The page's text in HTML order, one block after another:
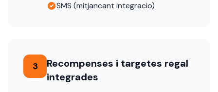
SMS (mitjancant integracio)
3
Recompenses i targetes regal
integrades